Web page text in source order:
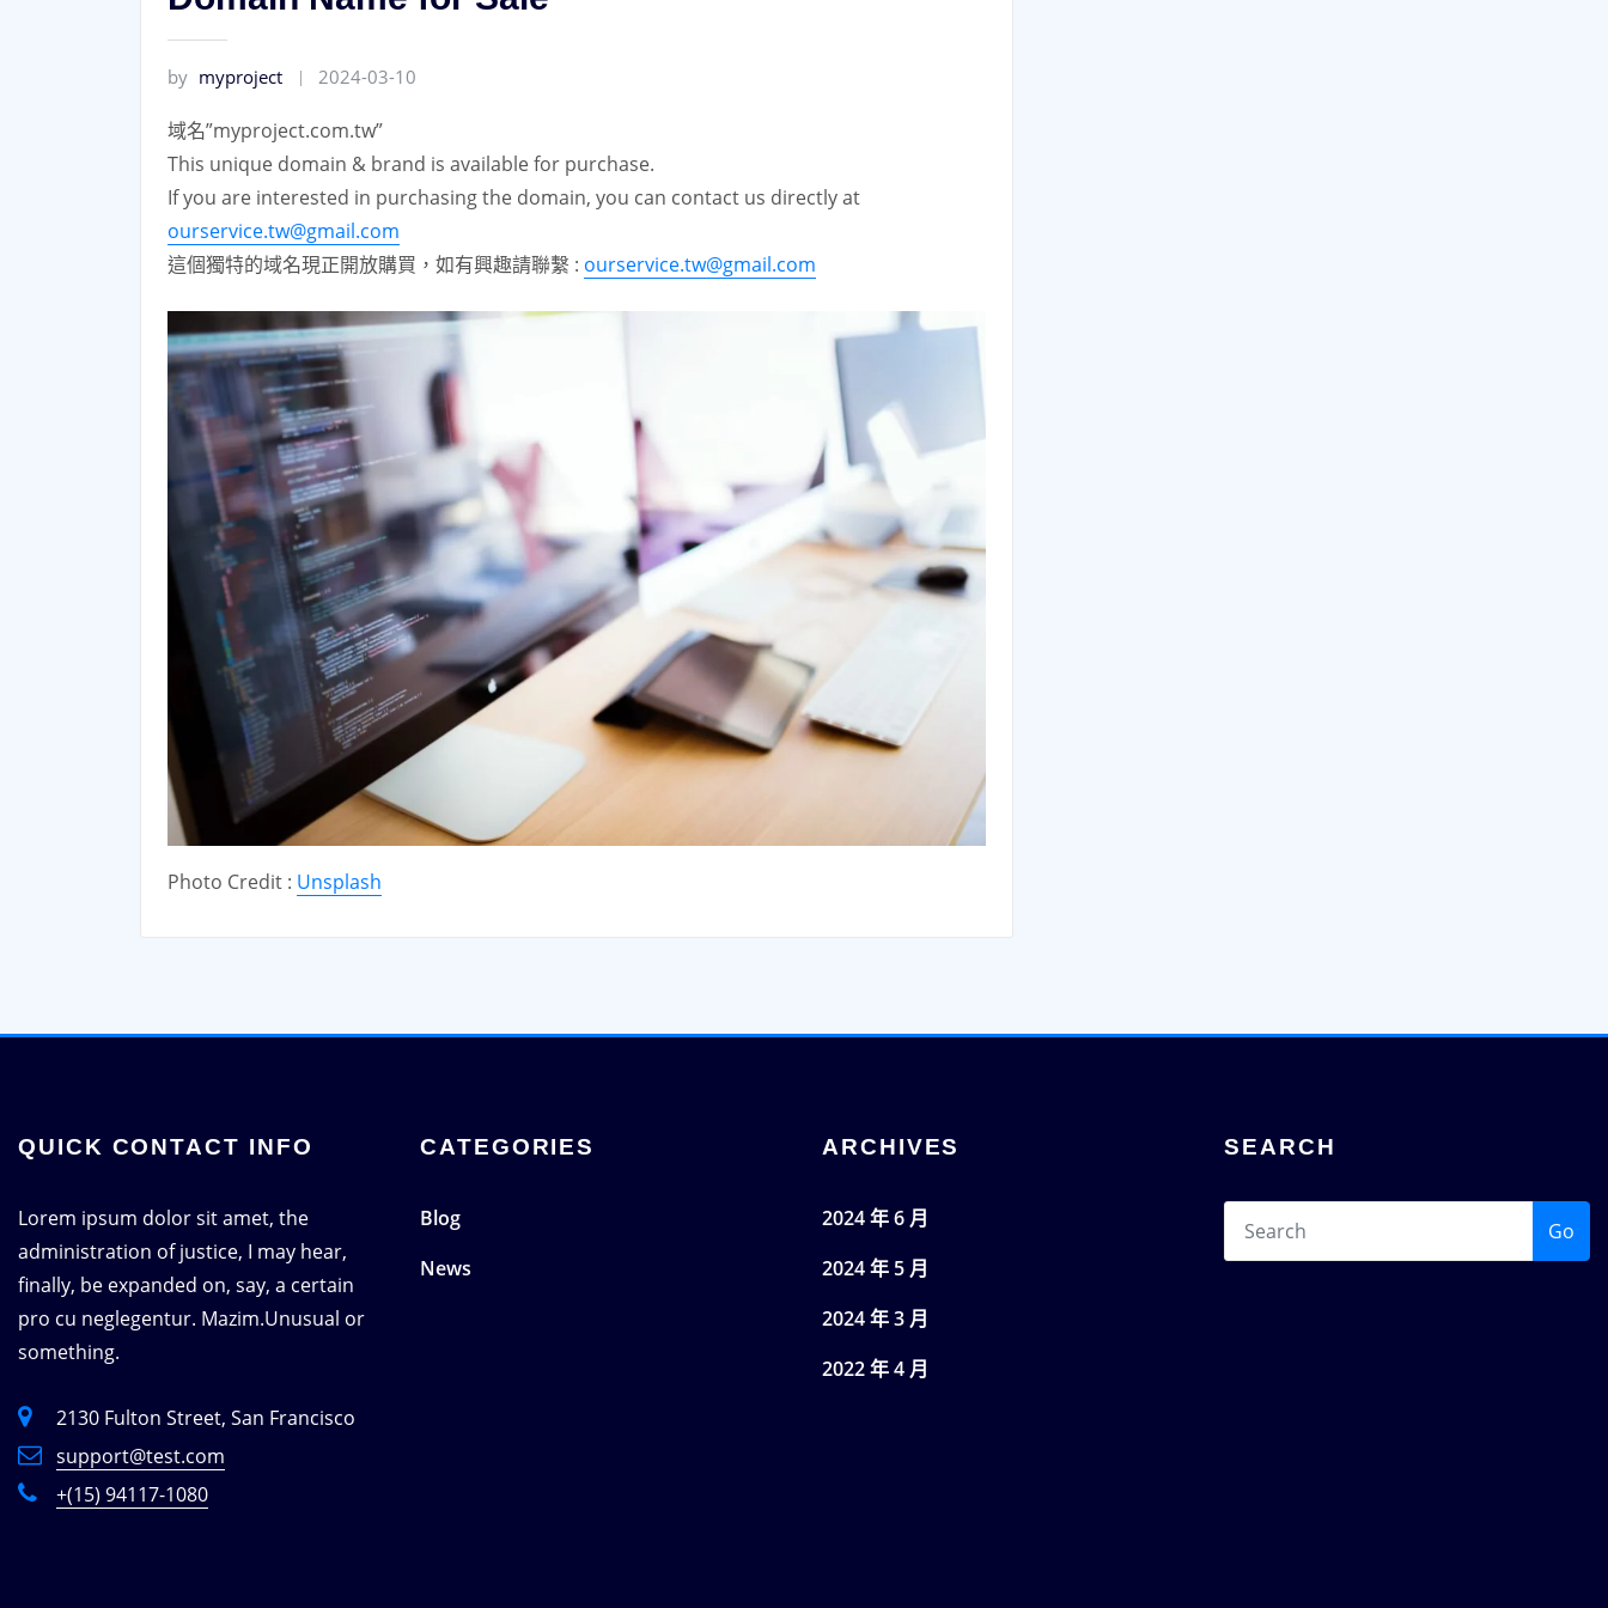
by myproject 2024-03-10
域名”myproject.com.tw”
This unique domain & brand is available for purchase.
If you are interested in purchasing the domain, you can contact us directly at
ourservice.tw@gmail.com
這個獨特的域名現正開放購買，如有興趣請聯繫 : ourservice.tw@gmail.com
Photo Credit : Unsplash
QUICK CONTACT INFO
Lorem ipsum dolor sit amet, the
administration of justice, I may hear,
finally, be expanded on, say, a certain
pro cu neglegentur. Mazim.Unusual or
something.
2130 Fulton Street, San Francisco
support@test.com
+(15) 94117-1080
CATEGORIES
Blog
News
ARCHIVES
2024 年 6 月
2024 年 5 月
2024 年 3 月
2022 年 4 月
SEARCH
Go